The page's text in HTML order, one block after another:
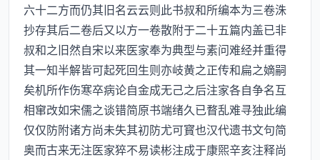
六十二方而仍其旧名云云则此书叔和所编本为三卷洙
抄存其后二卷后又以方一卷散附于二十五篇内盖已非
叔和之旧然自宋以来医家奉为典型与素问难经并重得
其一知半解皆可起死回生则亦岐黄之正传和扁之嫡嗣
矣机所作伤寒卒病论自金成无己之后注家各自争名互
相窜改如宋儒之谈错简原书端绪久已瞀乱难寻独此编
仅仅防附诸方尚未失其初防尤可寳也汉代遗书文句简
奥而古来无注医家猝不易读彬注成于康煕辛亥注释尚